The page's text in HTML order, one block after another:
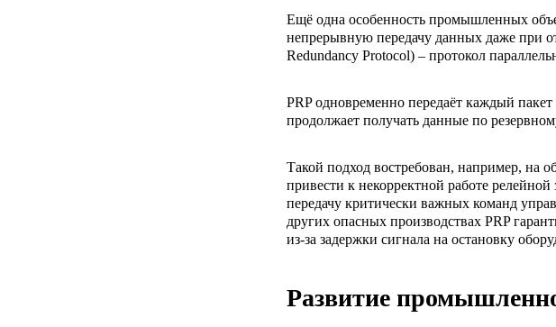
Ещё одна особенность промышленных
непрерывную передачу данных даже при
Redundancy Protocol) – протокол
PRP одновременно передаёт каждый
продолжает получать данные по
Такой подход востребован, например, на
привести к некорректной работе
передачу критически важных команд
других опасных производствах PRP
из-за задержки сигнала на остановку
Развитие